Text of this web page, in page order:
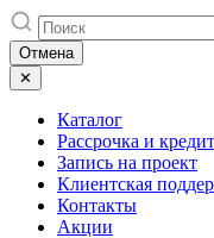
Skip
to
content
Отмена
✕
Каталог
Рассрочка и кредит
Запись на проект
Клиентская
Контакты
Акции